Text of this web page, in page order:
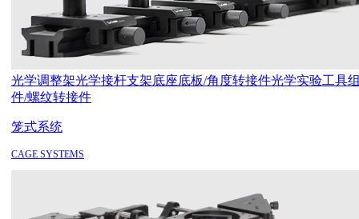
光学调整架光学接杆支架底座底板/角度转接件光学实验工具
件/螺纹转接件
笼式系统
CAGE SYSTEMS